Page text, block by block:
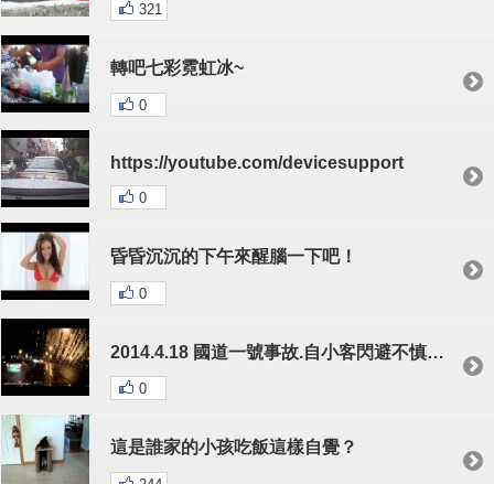
321
轉吧七彩霓虹冰~
0
https://youtube.com/devicesupport
0
昏昏沉沉的下午來醒腦一下吧！
0
2014.4.18 國道一號事故.自小客閃避不慎自撞分隔島
0
這是誰家的小孩吃飯這樣自覺？